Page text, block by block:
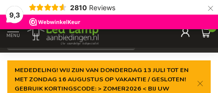
9,3
2810 Reviews ×
Gegarandeerde delaagste prijs
MENU
0
MEDEDELING! WIJ ZIJN VAN DONDERDAG 13 JULI TOT EN
MET ZONDAG 16 AUGUSTUS OP VAKANTIE / GESLOTEN!
GEBRUIK KORTINGSCODE: > ZOMER2026 < BIJ UW